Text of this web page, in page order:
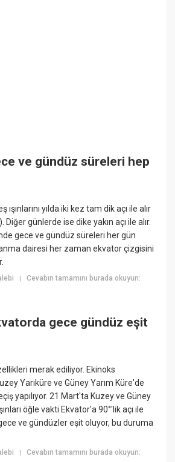
ve gündüz süreleri hep
yılda iki kez tam dik açı ile alır
günlerde ise dike yakın açı ile alır.
gece ve gündüz süreleri her gün
dairesi her zaman ekvator çizgisini
|Cevabın tamamını burada okuyun:
gece gündüz eşit
merak ediliyor. Ekinoks
Yarıküre ve Güney Yarım Küre'de
yapılıyor. 21 Mart'ta Kuzey ve Güney
öğle vakti Ekvator'a 90°'lik açı ile
ve gündüzler eşit oluyor, bu duruma
|Cevabın tamamını burada okuyun: